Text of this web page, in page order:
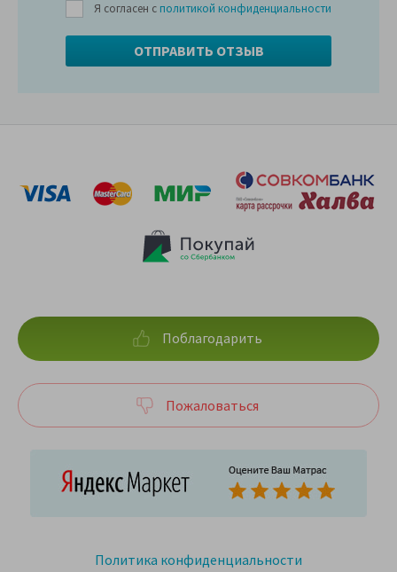
Я согласен с политикой конфиденциальности
Политика конфиденциальности
Поблагодарить
Пожаловаться